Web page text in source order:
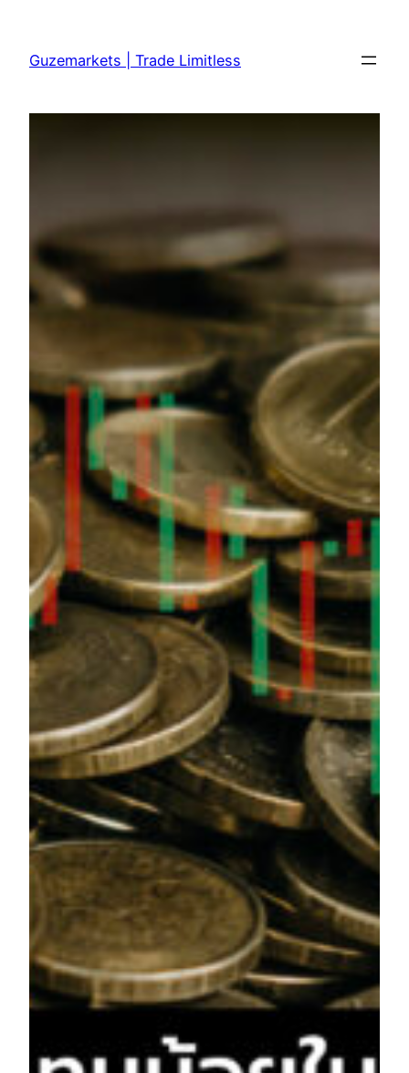
content
Guzemarkets | Trade Limitless